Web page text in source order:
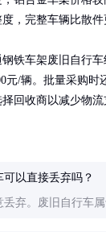
，完整车辆比散件
铁车架废旧自行车
元/辆。批量采购时
回收商以减少物流
可以直接丢弃吗？
丢弃。废旧自行车